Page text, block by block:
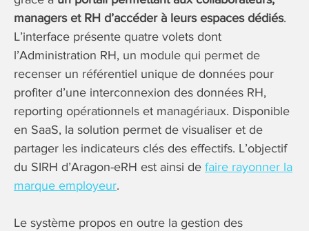
managers et RH d’accéder à leurs espaces dédiés.
L’interface présente quatre volets dont
l’Administration RH, un module qui permet de
recenser un référentiel unique de données pour
profiter d’une interconnexion des données RH,
reporting opérationnels et managériaux. Disponible
en SaaS, la solution permet de visualiser et de
partager les indicateurs clés des effectifs. L’objectif
du SIRH d’Aragon-eRH est ainsi de faire rayonner la
marque employeur.
Le système propos en outre la gestion des